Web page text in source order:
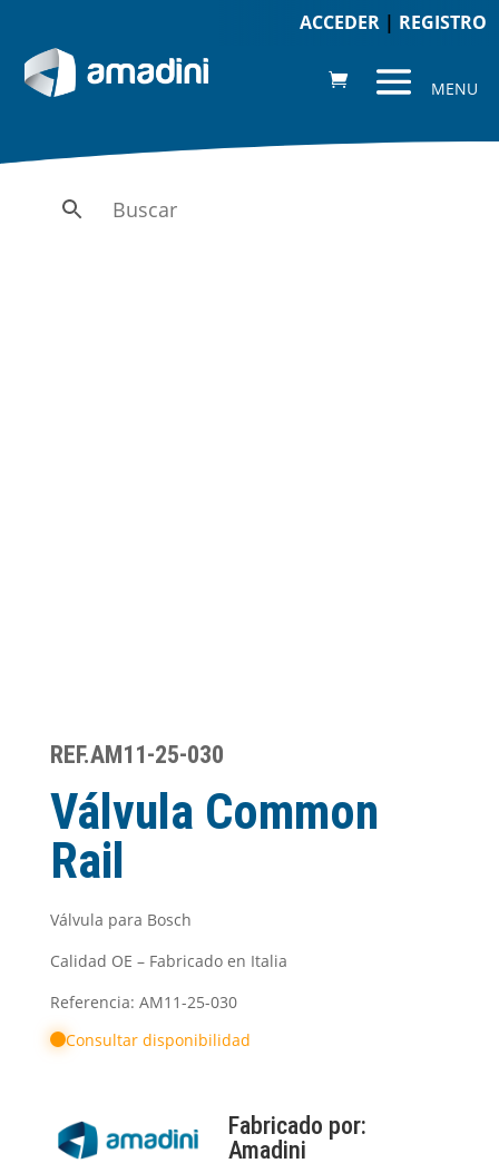
ACCEDER| REGISTRO
REF.AM11-25-030
Válvula Common
Rail
Válvula para Bosch
Calidad OE – Fabricado en Italia
Referencia: AM11-25-030
Consultar disponibilidad
Fabricado por:
Amadini